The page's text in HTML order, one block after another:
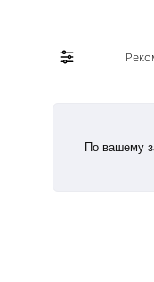
По вашему